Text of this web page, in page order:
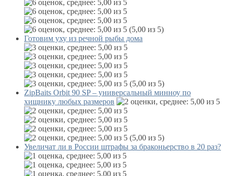
(5,00 из 5)
Готовим уху из речной рыбы дома
(5,00 из 5)
ZipBaits Orbit 90 SP – универсальный минноу по
хищнику любых размеров
(5,00 из 5)
Увеличат ли в России штрафы за браконьерство в 20 раз?